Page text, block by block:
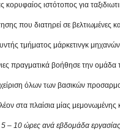
ιστότοπος για
που διατηρεί σε βελτιωμένες
τμήματος μάρκετινγκ
πραγματικά βοήθησε την ομάδα
όλων των βασικών
στα πλαίσια μίας μεμονωμένης
5 – 10 ώρες ανά εβδομάδα